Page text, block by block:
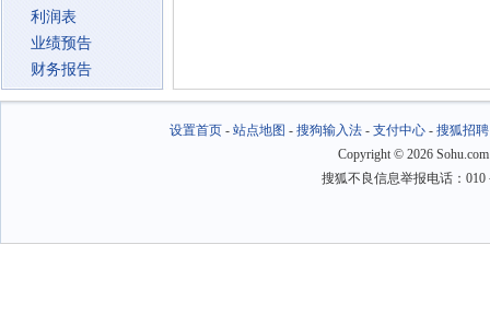
利润表
业绩预告
财务报告
设置首页- 站点地图 - 搜狗输入法- 支付中心- 搜狐招聘
Copyright © 2026
搜狐不良信息举报电话：010